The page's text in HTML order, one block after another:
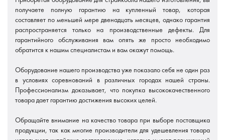
получаете полную гарантию на купленный товар, которая
составляет по меньшей мере двенадцать месяцев, однако гарантия
распространяется только на производственные дефекты. Для
гарантийного обслуживания вам опять же просто необходимо
обратится к нашим специалистам и вам окажут помощь.
Оборудование нашего производства уже показало себя не один раз
в условиях соревнований в различных городах нашей страны.
Профессионализм доказывает, что покупка высококачественного
товара дает гарантию достижения высоких целей.
Обращайте внимание на качество товара при выборе поставщика
продукции, так как многие производители для удешевления товара